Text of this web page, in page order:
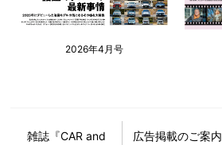
2026年4月号
雑誌『CAR and
広告掲載のご案内